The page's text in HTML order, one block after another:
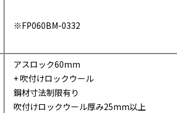
※FP060BM-0332
アスロック60mm
+ 吹付けロックウール
鋼材寸法制限有り
吹付けロックウール厚み25mm以上